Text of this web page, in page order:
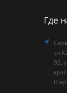
Где
92,